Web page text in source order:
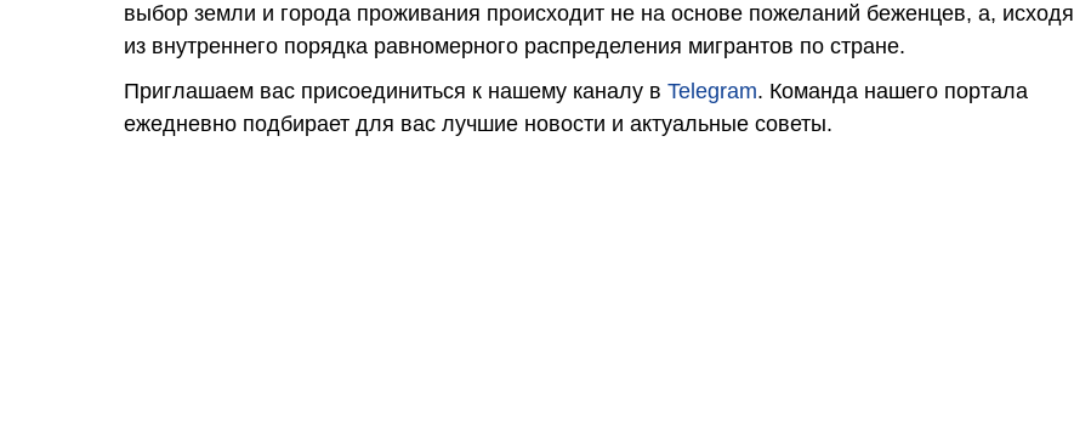
выбор земли и города проживания происходит не на основе пожеланий беженцев, а, исходя
из внутреннего порядка равномерного распределения мигрантов по стране.
Приглашаем вас присоединиться к нашему каналу в Telegram. Команда нашего портала
ежедневно подбирает для вас лучшие новости и актуальные советы.